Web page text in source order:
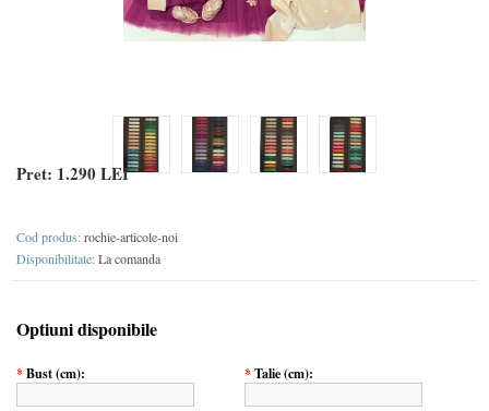
Cod produs:rochie-articole-noi
Disponibilitate:La comanda
Pret: 1.290 LEI
Optiuni disponibile
*Bust (cm): *Talie (cm):